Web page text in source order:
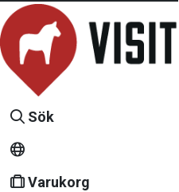
Sök
Varukorg